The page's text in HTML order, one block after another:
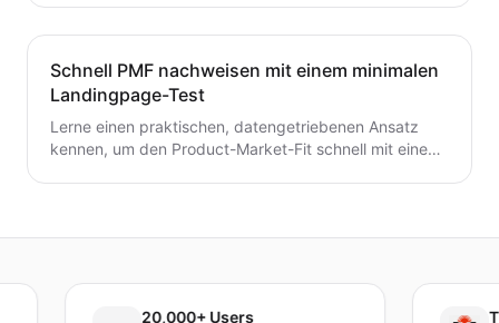
Schnell PMF nachweisen mit einem minimalen
Landingpage-Test
Lerne einen praktischen, datengetriebenen Ansatz
kennen, um den Product-Market-Fit schnell mit einem
interpretierst, ohne ein vollständiges Produkt zu
20,000+ Users